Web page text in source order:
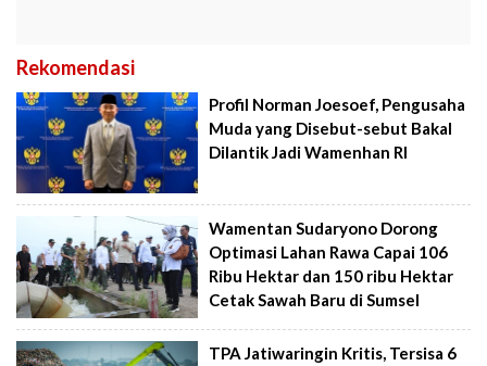
Rekomendasi
Profil Norman Joesoef, Pengusaha
Muda yang Disebut-sebut Bakal
Dilantik Jadi Wamenhan RI
Wamentan Sudaryono Dorong
Optimasi Lahan Rawa Capai 106
Ribu Hektar dan 150 ribu Hektar
Cetak Sawah Baru di Sumsel
TPA Jatiwaringin Kritis, Tersisa 6